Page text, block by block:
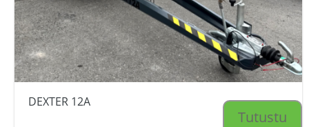
DEXTER 12A
Tutustu